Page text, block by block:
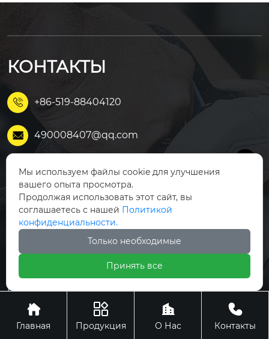
КОНТАКТЫ
 +86-519-88404120
 490008407@qq.com

парк Цяонань, поселок Яогуань,
зона экономического развития,
г. Чанчжоу
Модифицированный АБ
Модифицированный ПА
Модифицированный PB
О Нас

Главная

Продукция

О Нас

Контакты
Мы используем файлы cookie для улучшения
вашего опыта просмотра.
Продолжая использовать этот сайт, вы
соглашаетесь с нашей Политикой
конфиденциальности.
Только необходимые
Принять все